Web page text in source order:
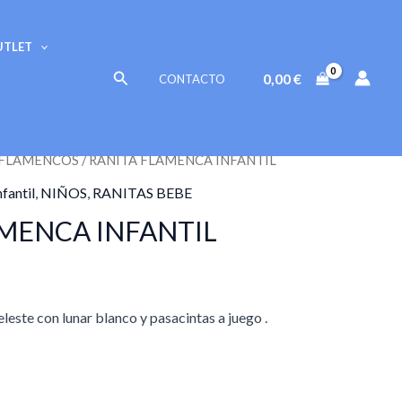
BuscarCONTACTO 0,00€
/ RANITA FLAMENCA INFANTIL
NIÑOS RANITAS BEBE
INFANTIL
€.
con lunar blanco y pasacintas a juego .